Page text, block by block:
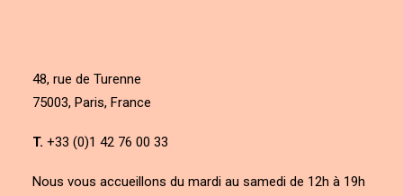
48, rue de Turenne
75003, Paris, France
T. +33 (0)1 42 76 00 33
Nous vous accueillons du mardi au samedi de 12h à 19h